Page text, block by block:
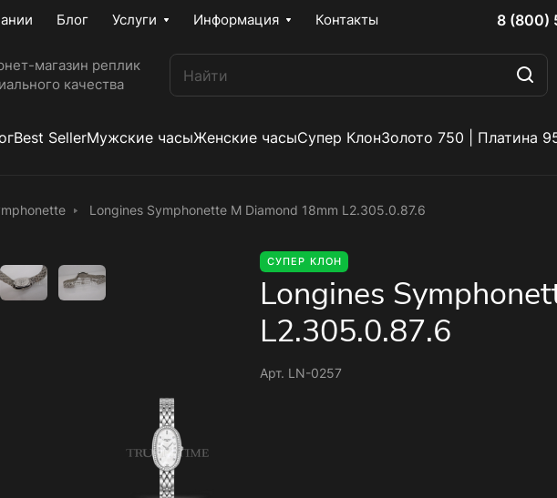
Блог Услуги Информация Контакты 8 (800)
магазин реплик
качества
Best SellerМужские часыЖенские часыСупер КлонЗолото 750 | Платина
Longines Symphonette M Diamond 18mm L2.305.0.87.6
СУПЕР КЛОН
Longines
L2.305.0.87.6
Арт. LN-0257